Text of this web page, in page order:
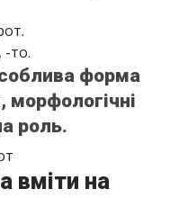
-то.
форма
морфологічні
роль.
вміти на